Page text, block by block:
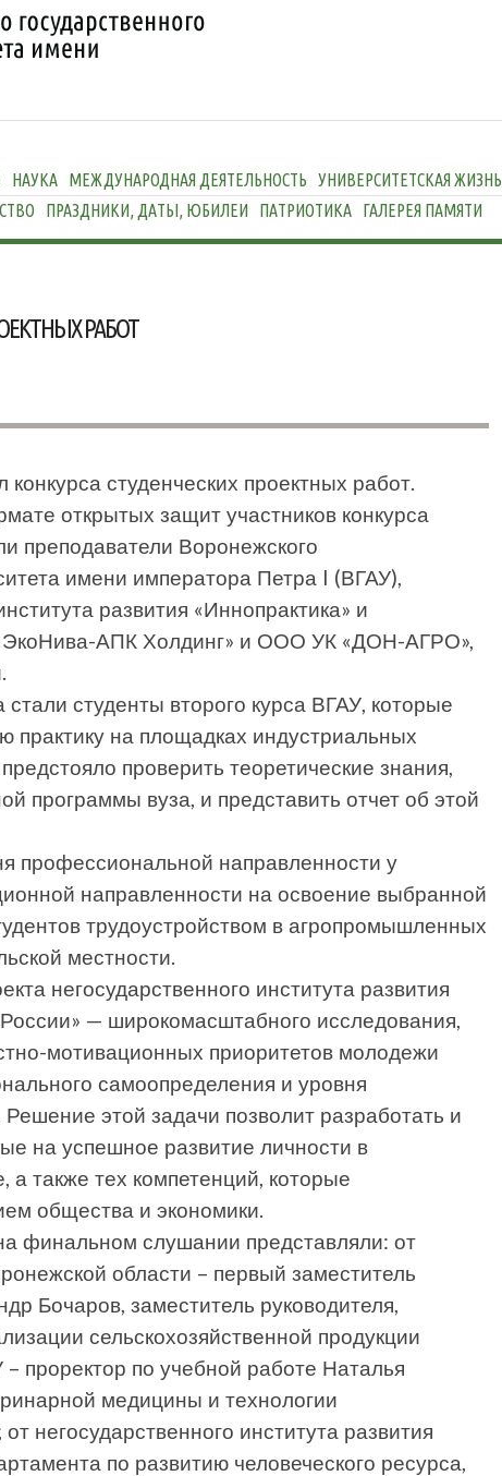
НАУКА МЕЖДУНАРОДНАЯ ДЕЯТЕЛЬНОСТЬ УНИВЕРСИТЕТСКАЯ ЖИЗНЬ
ПРАЗДНИКИ, ДАТЫ, ЮБИЛЕИ ПАТРИОТИКА ГАЛЕРЕЯ ПАМЯТИ
РАБОТ
студенческих проектных работ.
открытых защит участников конкурса
преподаватели Воронежского
имени императора Петра I (ВГАУ),
развития «Иннопрактика» и
АПК Холдинг» и ООО УК «ДОН-АГРО»,
студенты второго курса ВГАУ, которые
практику на площадках индустриальных
проверить теоретические знания,
программы вуза, и представить отчет об этой
профессиональной направленности у
направленности на освоение выбранной
трудоустройством в агропромышленных
местности.
негосударственного института развития
— широкомасштабного исследования,
мотивационных приоритетов молодежи
самоопределения и уровня
этой задачи позволит разработать и
на успешное развитие личности в
также тех компетенций, которые
общества и экономики.
финальном слушании представляли: от
области – первый заместитель
Бочаров, заместитель руководителя,
сельскохозяйственной продукции
проректор по учебной работе Наталья
медицины и технологии
негосударственного института развития
по развитию человеческого ресурса,